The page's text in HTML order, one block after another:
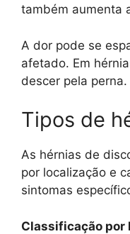
também aumenta
A dor pode se
afetado. Em
descer pela perna.
Tipos de
As hérnias de
por localização e
sintomas
Classificação por